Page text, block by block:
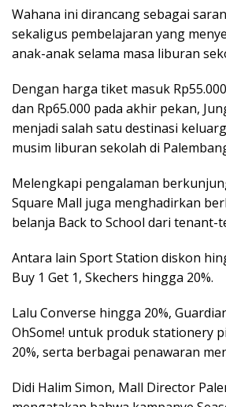
Wahana ini dirancang sebagai
sekaligus pembelajaran yang
anak-anak selama masa liburan
Dengan harga tiket masuk
dan Rp65.000 pada akhir pekan,
menjadi salah satu destinasi
musim liburan sekolah di
Melengkapi pengalaman
Square Mall juga menghadirkan
belanja Back to School dari tenant-
Antara lain Sport Station diskon
Buy 1 Get 1, Skechers hingga 20%.
Lalu Converse hingga 20%,
OhSome! untuk produk stationery
20%, serta berbagai penawaran
Didi Halim Simon, Mall Director